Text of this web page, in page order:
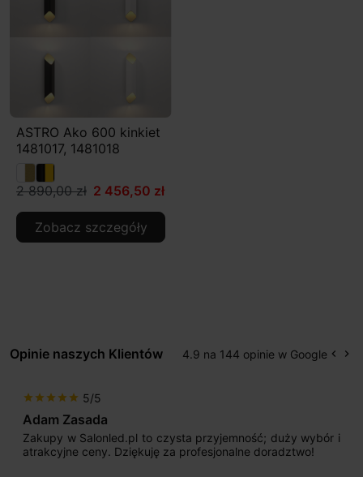
ASTRO Ako 600 kinkiet
1481017, 1481018
2 890,00 zł 2 456,50 zł
Zobacz szczegóły
Opinie naszych Klientów 4.9 na 144 opinie w Google keyboard_arrow_left keyboard_arrow_right
star star star star star 5/5
Adam Zasada
Zakupy w Salonled.pl to czysta przyjemność; duży wybór i
atrakcyjne ceny. Dziękuję za profesjonalne doradztwo!